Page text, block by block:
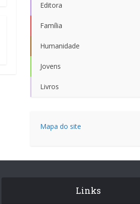
Editora
Família
Humanidade
Jovens
Livros
Mapa do site
Links